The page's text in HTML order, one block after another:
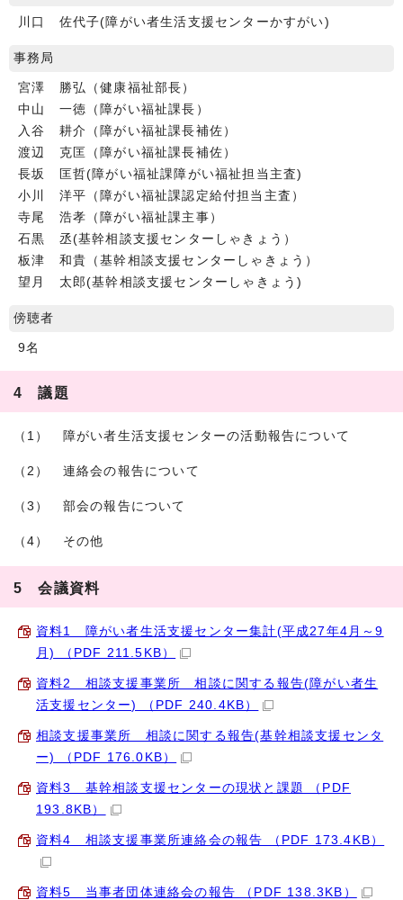
川口 佐代子(障がい者生活支援センターかすがい)
事務局
宮澤 勝弘（健康福祉部長）
中山 一徳（障がい福祉課長）
入谷 耕介（障がい福祉課長補佐）
渡辺 克匡（障がい福祉課長補佐）
長坂 匡哲(障がい福祉課障がい福祉担当主査)
小川 洋平（障がい福祉課認定給付担当主査）
寺尾 浩孝（障がい福祉課主事）
石黒 丞(基幹相談支援センターしゃきょう）
板津 和貴（基幹相談支援センターしゃきょう）
望月 太郎(基幹相談支援センターしゃきょう)
傍聴者
9名
4 議題
（1） 障がい者生活支援センターの活動報告について
（2） 連絡会の報告について
（3） 部会の報告について
（4） その他
5 会議資料
資料1 障がい者生活支援センター集計(平成27年4月～9
月) （PDF 211.5KB）
資料2 相談支援事業所 相談に関する報告(障がい者生
活支援センター) （PDF 240.4KB）
相談支援事業所 相談に関する報告(基幹相談支援センタ
ー) （PDF 176.0KB）
資料3 基幹相談支援センターの現状と課題 （PDF
193.8KB）
資料4 相談支援事業所連絡会の報告 （PDF 173.4KB）
資料5 当事者団体連絡会の報告 （PDF 138.3KB）